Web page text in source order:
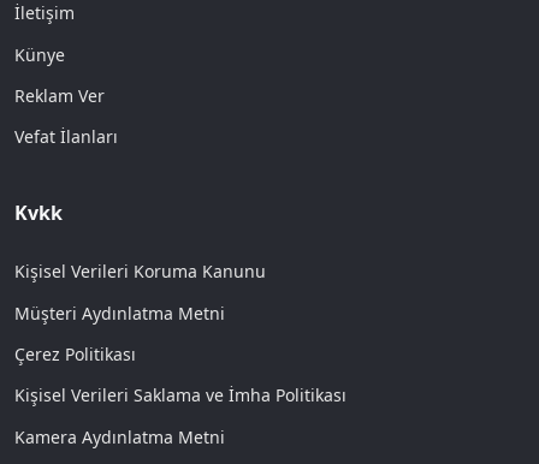
İletişim
Künye
Reklam Ver
Vefat İlanları
Kvkk
Kişisel Verileri Koruma Kanunu
Müşteri Aydınlatma Metni
Çerez Politikası
Kişisel Verileri Saklama ve İmha Politikası
Kamera Aydınlatma Metni